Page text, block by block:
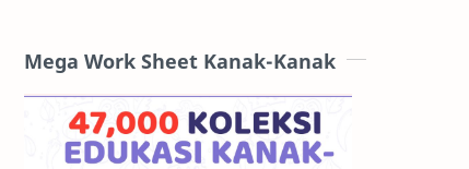
Mega Work Sheet Kanak-Kanak